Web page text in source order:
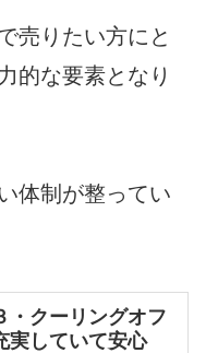
売りたい方にと
的な要素となり
体制が整ってい
・クーリングオフ
実していて安心